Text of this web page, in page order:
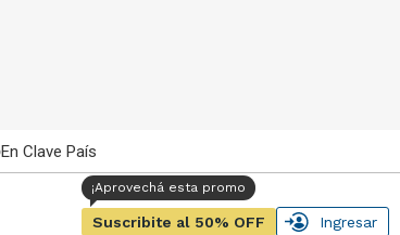
En Clave País
Suscribite al 50% OFF Ingresar